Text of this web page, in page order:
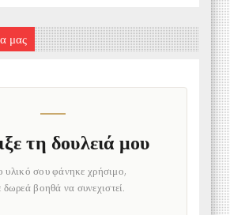
μας
τη δουλειά μου
υλικό σου φάνηκε χρήσιμο,
δωρεά βοηθά να συνεχιστεί.